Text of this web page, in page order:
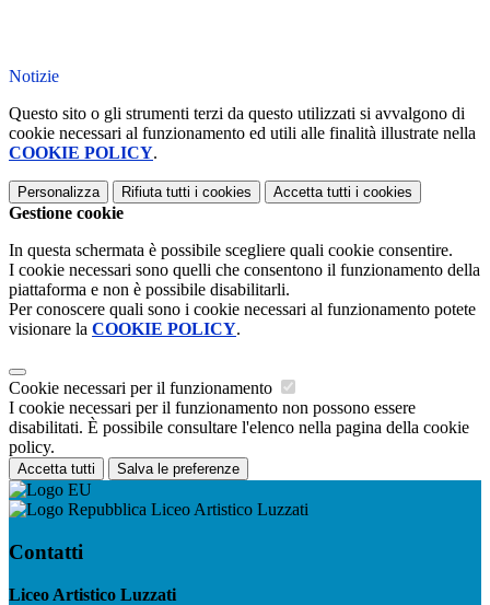
Notizie
Questo sito o gli strumenti terzi da questo utilizzati si avvalgono di
cookie necessari al funzionamento ed utili alle finalità illustrate nella
COOKIE POLICY.
Personalizza Rifiuta tutti i cookies Accetta tutti i cookies
Gestione cookie
In questa schermata è possibile scegliere quali cookie consentire.
I cookie necessari sono quelli che consentono il funzionamento della
piattaforma e non è possibile disabilitarli.
Per conoscere quali sono i cookie necessari al funzionamento potete
visionare la COOKIE POLICY.
Cookie necessari per il funzionamento
I cookie necessari per il funzionamento non possono essere
disabilitati. È possibile consultare l'elenco nella pagina della cookie
policy.
Accetta tutti Salva le preferenze
Liceo Artistico Luzzati
Contatti
Liceo Artistico Luzzati